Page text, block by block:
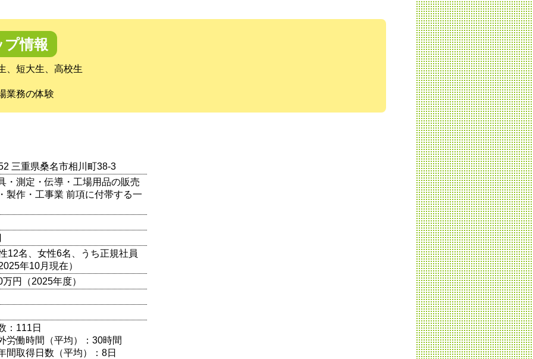
情報
、短大生、高校生
業務の体験
三重県桑名市相川町38-3
・測定・伝導・工場用品の販売
製作・工事業 前項に付帯する一
12名、女性6名、うち正規社員
年10月現在）
円（2025年度）
：111日
労働時間（平均）：30時間
間取得日数（平均）：8日